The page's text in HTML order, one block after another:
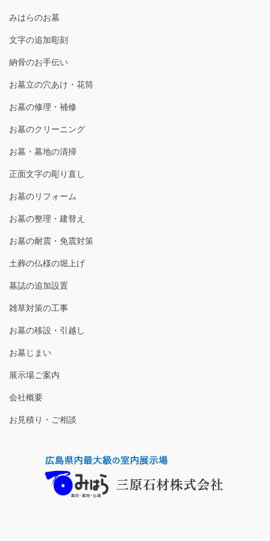
みはらのお墓
文字の追加彫刻
納骨のお手伝い
お墓立の穴あけ・花筒
お墓の修理・補修
お墓のクリーニング
お墓・墓地の清掃
正面文字の彫り直し
お墓のリフォーム
お墓の整理・建替え
お墓の耐震・免震対策
土葬の仏様の堀上げ
墓誌の追加設置
雑草対策の工事
お墓の移設・引越し
お墓じまい
展示場ご案内
会社概要
お見積り・ご相談